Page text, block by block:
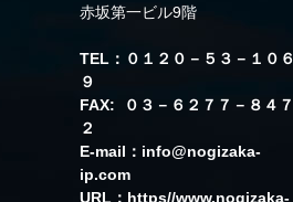
赤坂第一ビル9階
TEL：０１２０－５３－１０６
９
FAX: ０３－６２７７－８４７
２
E-mail：info@nogizaka-
ip.com
URL：https//www.nogizaka-